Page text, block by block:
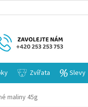
Zvířata Slevy
maliny 45g